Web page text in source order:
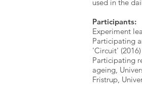
used in the
Participants:
Experiment
Participating
'Circuit'
Participating
ageing,
Fristrup,